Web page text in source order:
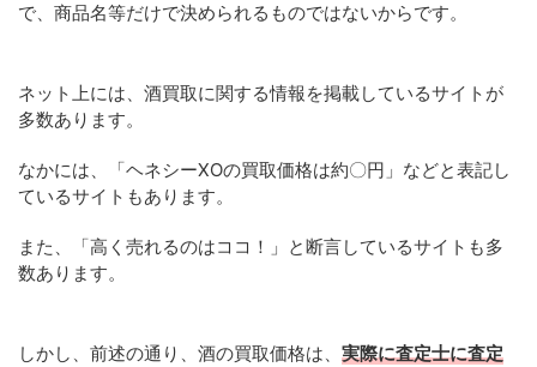
で、商品名等だけで決められるものではないからです。
ネット上には、酒買取に関する情報を掲載しているサイトが
多数あります。
なかには、「ヘネシーXOの買取価格は約〇円」などと表記し
ているサイトもあります。
また、「高く売れるのはココ！」と断言しているサイトも多
数あります。
しかし、前述の通り、酒の買取価格は、 実際に査定士に査定